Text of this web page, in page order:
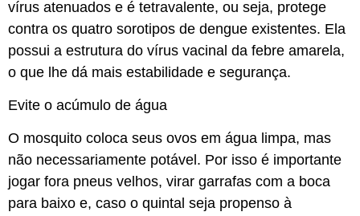
vírus atenuados e é tetravalente, ou seja, protege
contra os quatro sorotipos de dengue existentes. Ela
possui a estrutura do vírus vacinal da febre amarela,
o que lhe dá mais estabilidade e segurança.
Evite o acúmulo de água
O mosquito coloca seus ovos em água limpa, mas
não necessariamente potável. Por isso é importante
jogar fora pneus velhos, virar garrafas com a boca
para baixo e, caso o quintal seja propenso à